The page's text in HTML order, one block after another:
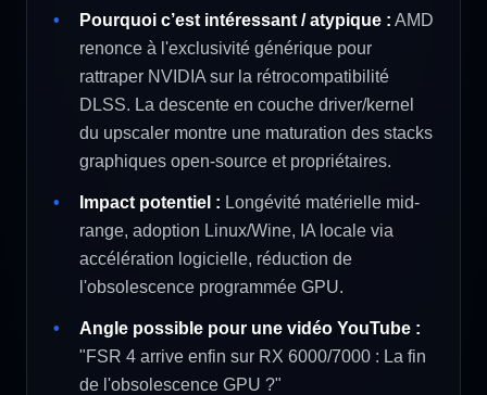
Pourquoi c’est intéressant / atypique : AMD
renonce à l'exclusivité générique pour
rattraper NVIDIA sur la rétrocompatibilité
DLSS. La descente en couche driver/kernel
du upscaler montre une maturation des stacks
graphiques open-source et propriétaires.
Impact potentiel : Longévité matérielle mid-
range, adoption Linux/Wine, IA locale via
accélération logicielle, réduction de
l'obsolescence programmée GPU.
Angle possible pour une vidéo YouTube :
"FSR 4 arrive enfin sur RX 6000/7000 : La fin
de l'obsolescence GPU ?"